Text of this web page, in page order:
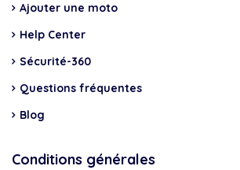
Ajouter une moto
Help Center
Sécurité-360
Questions fréquentes
Blog
Conditions générales